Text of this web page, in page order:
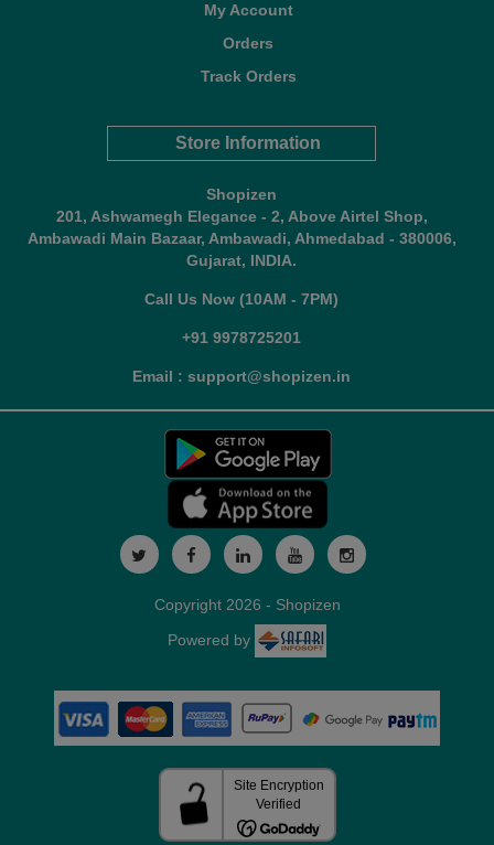
My Account
Orders
Track Orders
Store Information
Shopizen
201, Ashwamegh Elegance - 2, Above Airtel Shop,
Ambawadi Main Bazaar, Ambawadi, Ahmedabad - 380006,
Gujarat, INDIA.
Call Us Now (10AM - 7PM)
+91 9978725201
Email : support@shopizen.in
Copyright 2026 - Shopizen
Powered by